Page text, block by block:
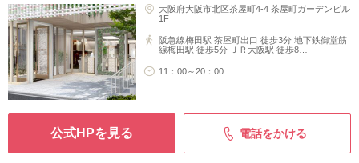
大阪府大阪市北区茶屋町4-4 茶屋町ガーデンビル
1F
阪急線梅田駅 茶屋町出口 徒歩3分 地下鉄御堂筋
線梅田駅 徒歩5分 ＪＲ大阪駅 徒歩8…
11：00～20：00
公式HPを見る 電話をかける